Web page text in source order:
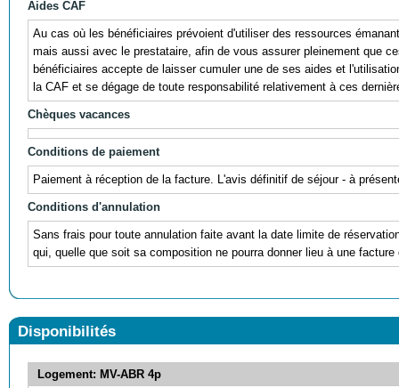
Aides CAF
Au cas où les bénéficiaires prévoient d'utiliser des ressources
mais aussi avec le prestataire, afin de vous assurer pleinement que
bénéficiaires accepte de laisser cumuler une de ses aides et
la CAF et se dégage de toute responsabilité relativement à ces
Chèques vacances
Conditions de paiement
Paiement à réception de la facture. L'avis définitif de séjour - à
Conditions d'annulation
Sans frais pour toute annulation faite avant la date limite de
qui, quelle que soit sa composition ne pourra donner lieu à une
Disponibilités
Logement: MV-ABR 4p